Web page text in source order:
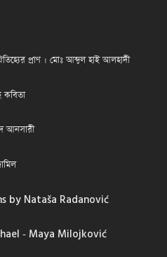
প্রাণ । মোঃ আব্দুল হাই আলহাদী
আনসারী
by Nataša Radanović
- Maya Milojković